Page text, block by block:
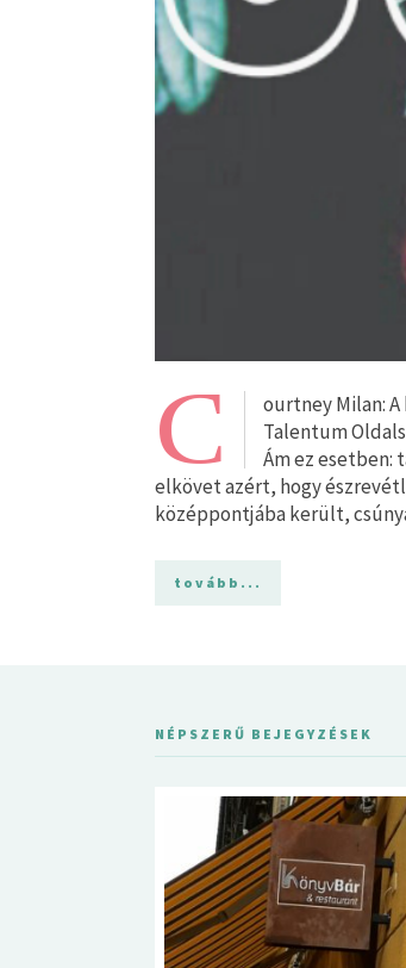
C
ourtney Milan: A
Talentum
Ám ez esetben:
elkövet azért, hogy
középpontjába került,
tovább...
NÉPSZERŰ BEJEGYZÉSEK